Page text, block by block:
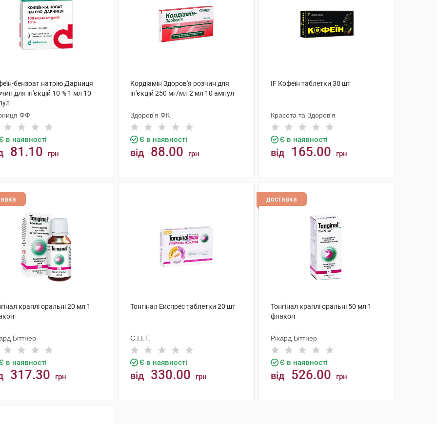
бензоат натрію Дарниця
для ін'єкцій 10 % 1 мл 10
ФФ
в наявності
81.10 грн
Кордіамін Здоров'я розчин для
ін'єкцій 250 мг/мл 2 мл 10 ампул
Здоров'я ФК
Є в наявності
від 88.00 грн
IF Кофеїн таблетки 30 шт
Красота та Здоров'я
Є в наявності
від 165.00 грн
краплі оральні 20 мл 1
Біттнер
в наявності
317.30 грн
Тонгінал Експрес таблетки 20 шт
С.І.І.Т.
Є в наявності
від 330.00 грн
доставка
Тонгінал краплі оральні 50 мл 1
флакон
Ріхард Біттнер
Є в наявності
від 526.00 грн